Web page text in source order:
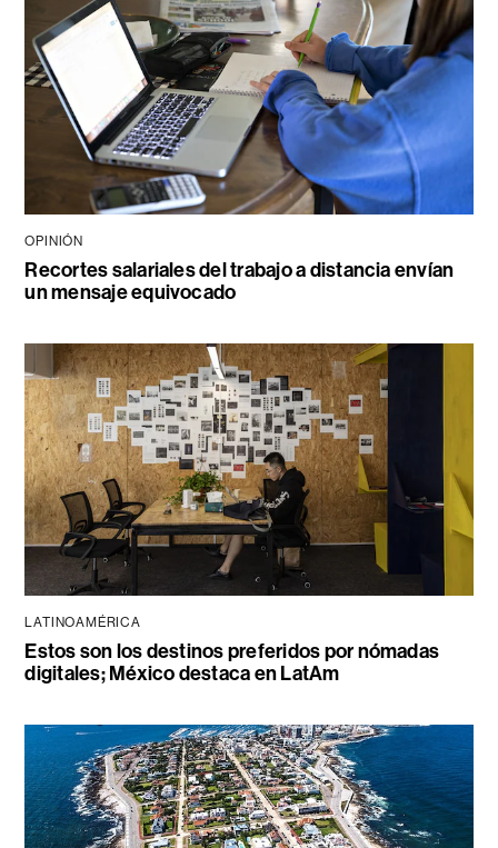
OPINIÓN
Recortes salariales del trabajo a distancia envían
un mensaje equivocado
LATINOAMÉRICA
Estos son los destinos preferidos por nómadas
digitales; México destaca en LatAm